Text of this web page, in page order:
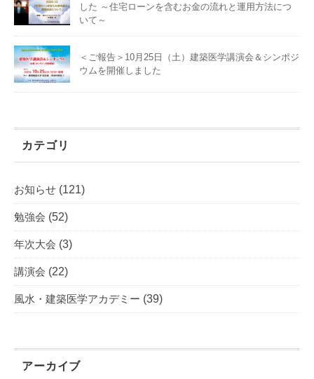
した ～住宅ローンを含むお金の流れと運用方法につ
いて～
＜ご報告＞10月25日（土）建築医学講演会＆シンポジ
ウムを開催しました
カテゴリ
お知らせ (121)
勉強会 (52)
年次大会 (3)
講演会 (22)
風水・建築医学アカデミー (39)
アーカイブ